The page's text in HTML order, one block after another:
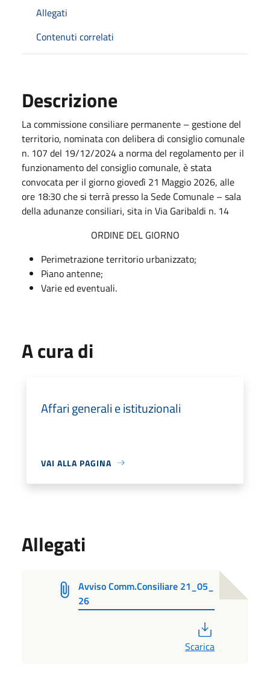
Allegati
Contenuti correlati
Descrizione
La commissione consiliare permanente – gestione del
territorio, nominata con delibera di consiglio comunale
n. 107 del 19/12/2024 a norma del regolamento per il
funzionamento del consiglio comunale, è stata
convocata per il giorno giovedì 21 Maggio 2026, alle
ore 18:30 che si terrà presso la Sede Comunale – sala
della adunanze consiliari, sita in Via Garibaldi n. 14
ORDINE DEL GIORNO
Perimetrazione territorio urbanizzato;
Piano antenne;
Varie ed eventuali.
A cura di
Affari generali e istituzionali
VAI ALLA PAGINA
Allegati
Avviso Comm.Consiliare 21_05_
26
Scarica